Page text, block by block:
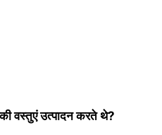
वस्तुएं उत्पादन करते थे?